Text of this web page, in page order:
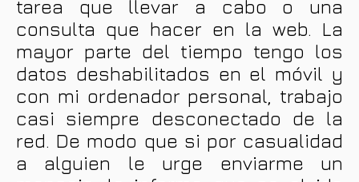
tarea que llevar a cabo o una
consulta que hacer en la web. La
mayor parte del tiempo tengo los
datos deshabilitados en el móvil y
con mi ordenador personal, trabajo
casi siempre desconectado de la
red. De modo que si por casualidad
a alguien le urge enviarme un